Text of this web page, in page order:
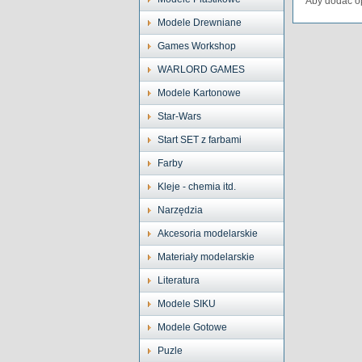
Modele Drewniane
Games Workshop
WARLORD GAMES
Modele Kartonowe
Star-Wars
Start SET z farbami
Farby
Kleje - chemia itd.
Narzędzia
Akcesoria modelarskie
Materiały modelarskie
Literatura
Modele SIKU
Modele Gotowe
Puzle